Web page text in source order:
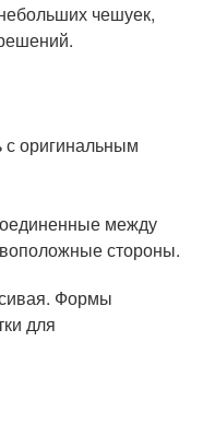
чешуек,
с оригинальным
между
стороны.